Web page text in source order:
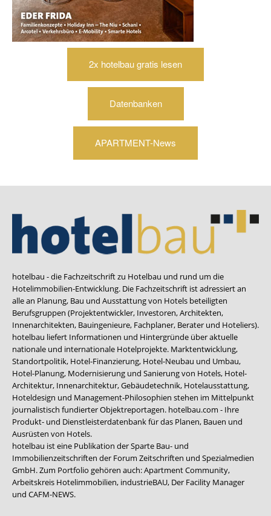
2x hotelbau gratis lesen
Datenbanken
APARTMENT-News
hotelbau - die Fachzeitschrift zu Hotelbau und rund um die
Hotelimmobilien-Entwicklung. Die Fachzeitschrift ist adressiert an
alle an Planung, Bau und Ausstattung von Hotels beteiligten
Berufsgruppen (Projektentwickler, Investoren, Architekten,
Innenarchitekten, Bauingenieure, Fachplaner, Berater und Hoteliers).
hotelbau liefert Informationen und Hintergründe über aktuelle
nationale und internationale Hotelprojekte. Marktentwicklung,
Standortpolitik, Hotel-Finanzierung, Hotel-Neubau und Umbau,
Hotel-Planung, Modernisierung und Sanierung von Hotels, Hotel-
Architektur, Innenarchitektur, Gebäudetechnik, Hotelausstattung,
Hoteldesign und Management-Philosophien stehen im Mittelpunkt
journalistisch fundierter Objektreportagen. hotelbau.com - Ihre
Produkt- und Dienstleisterdatenbank für das Planen, Bauen und
Ausrüsten von Hotels.
hotelbau ist eine Publikation der Sparte Bau- und
Immobilienzeitschriften der Forum Zeitschriften und Spezialmedien
GmbH. Zum Portfolio gehören auch:Apartment Community,
Arbeitskreis Hotelimmobilien, industrieBAU, Der Facility Manager
und CAFM-NEWS.